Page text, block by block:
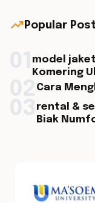
trending_up Popular
model
Komering
Cara
rental &
Biak